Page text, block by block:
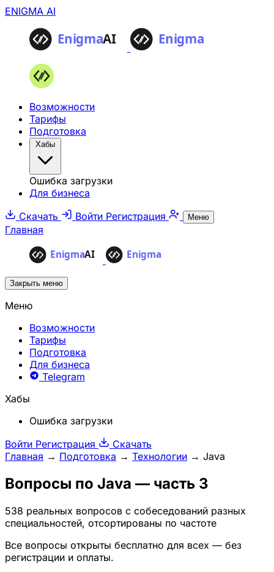
ENIGMA AI
Возможности
Тарифы
Подготовка
Хабы
Ошибка загрузки
Для бизнеса
Скачать
Войти Регистрация Меню
Главная
Закрыть меню
Меню
Возможности
Тарифы
Подготовка
Для бизнеса
Telegram
Хабы
Ошибка загрузки
Войти Регистрация
Скачать
Главная → Подготовка → Технологии → Java
Вопросы по Java — часть 3
538 реальных вопросов с собеседований разных
специальностей, отсортированы по частоте
Все вопросы открыты бесплатно для всех — без
регистрации и оплаты.